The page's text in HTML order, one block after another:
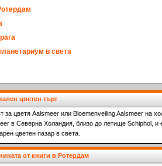
в света
цветен търг
за цветя Aalsmeer или Bloemenveiling Aalsmeer на
в Северна Холандия, близо до летище Schiphol, и
цветен пазар в света.
от книги в Ротердам